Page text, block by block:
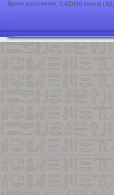
Время выполнения: 0,420416 секунд | БД: